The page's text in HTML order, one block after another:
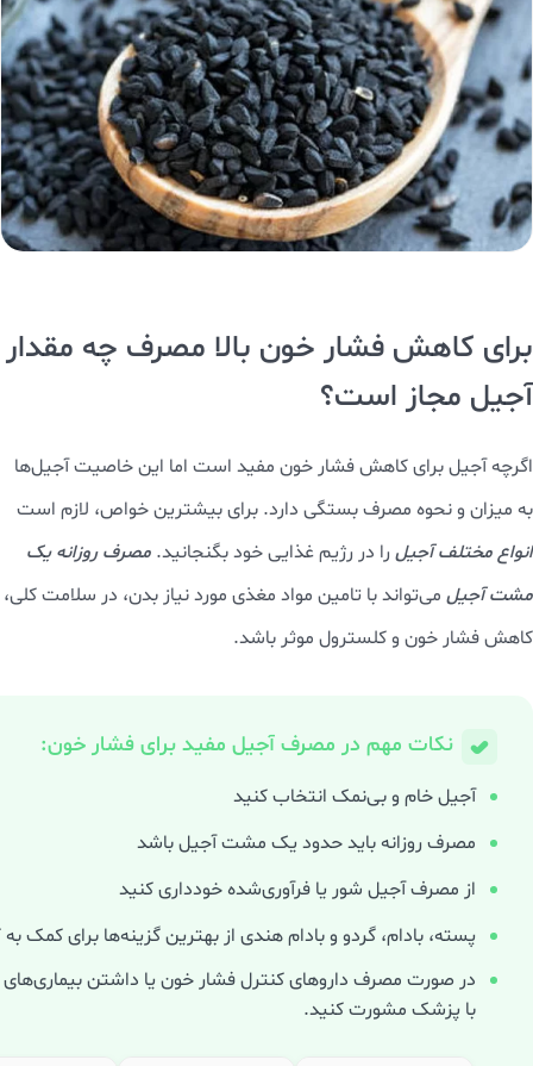
برای کاهش فشار خون بالا مصرف چه مقدار
آجیل مجاز است؟
اگرچه آجیل برای کاهش فشار خون مفید است اما این خاصیت آجیل‌ها
به میزان و نحوه مصرف بستگی دارد. برای بیشترین خواص، لازم است
انواع مختلف آجیل را در رژیم غذایی خود بگنجانید. مصرف روزانه یک
مشت آجیل می‌تواند با تامین مواد مغذی مورد نیاز بدن، در سلامت کلی،
کاهش فشار خون و کلسترول موثر باشد.
نکات مهم در مصرف آجیل مفید برای فشار خون:
آجیل خام و بی‌نمک انتخاب کنید
مصرف روزانه باید حدود یک مشت آجیل باشد
از مصرف آجیل شور یا فرآوری‌شده خودداری کنید
پسته، بادام، گردو و بادام هندی از بهترین گزینه‌ها برای کمک
در صورت مصرف داروهای کنترل فشار خون یا داشتن
پزشک مشورت کنید.